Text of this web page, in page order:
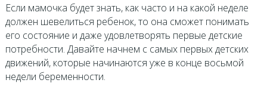
Если мамочка будет знать, как часто и на какой неделе
должен шевелиться ребенок, то она сможет понимать
его состояние и даже удовлетворять первые детские
потребности. Давайте начнем с самых первых детских
движений, которые начинаются уже в конце восьмой
недели беременности.